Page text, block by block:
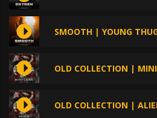
SMOOTH | YOUNG
OLD COLLECTION |
OLD COLLECTION |